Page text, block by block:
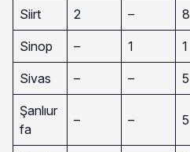
Siirt 2 – 8
Sinop – 1 1
Sivas – – 5
Şanlıur
fa
– – 5